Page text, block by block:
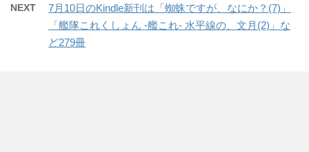
NEXT
7月10日のKindle新刊は「蜘蛛ですが、なにか？(7)」
「艦隊これくしょん ‐艦これ‐ 水平線の、文月(2)」な
ど279冊